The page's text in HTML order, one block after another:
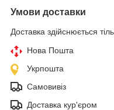
Умови доставки
Доставка здійснюється
Нова Пошта
Укрпошта
Самовивіз
Доставка кур'єром